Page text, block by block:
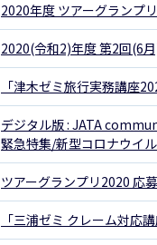
2020年度 ツアーグランプ
2020(令和2)年度 第2回(6
「津木ゼミ旅行実務講座
デジタル版 : JATA
緊急特集/新型コロナウイ
ツアーグランプリ2020 応
「三浦ゼミ クレーム対応